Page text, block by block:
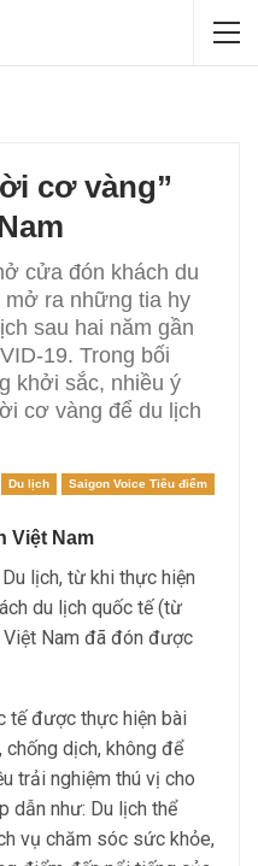
cơ vàng”
cửa đón khách du
mở ra những tia hy
sau hai năm gần
19. Trong bối
khởi sắc, nhiều ý
cơ vàng để du lịch
Du lịch Saigon Voice Tiêu điểm
Việt Nam
lịch, từ khi thực hiện
du lịch quốc tế (từ
Nam đã đón được
tế được thực hiện bài
dịch, không để
trải nghiệm thú vị cho
dẫn như: Du lịch thể
vụ chăm sóc sức khỏe,